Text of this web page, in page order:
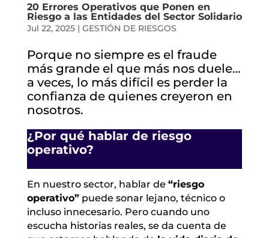
20 Errores Operativos que Ponen en
Riesgo a las Entidades del Sector Solidario
Jul 22, 2025| GESTIÓN DE RIESGOS
Porque no siempre es el fraude
más grande el que más nos duele…
a veces, lo más difícil es perder la
confianza de quienes creyeron en
nosotros.
¿Por qué hablar de riesgo
operativo?
En nuestro sector, hablar de “riesgo
operativo”puede sonar lejano, técnico o
incluso innecesario. Pero cuando uno
escucha historias reales, se da cuenta de